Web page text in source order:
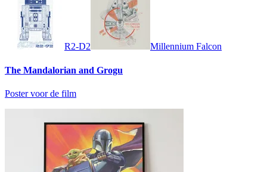
R2-D2 Millennium Falcon
The Mandalorian and Grogu
Poster voor de film